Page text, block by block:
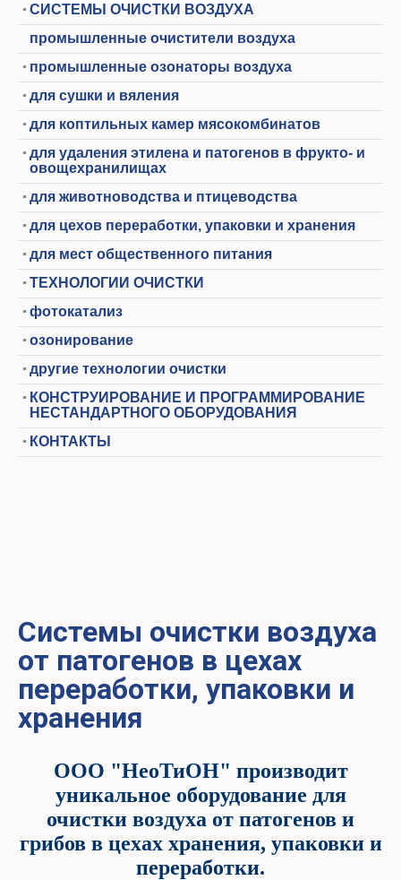
СИСТЕМЫ ОЧИСТКИ ВОЗДУХА
промышленные очистители воздуха
промышленные озонаторы воздуха
для сушки и вяления
для коптильных камер мясокомбинатов
для удаления этилена и патогенов в фрукто- и
овощехранилищах
для животноводства и птицеводства
для цехов переработки, упаковки и хранения
для мест общественного питания
ТЕХНОЛОГИИ ОЧИСТКИ
фотокатализ
озонирование
другие технологии очистки
КОНСТРУИРОВАНИЕ И ПРОГРАММИРОВАНИЕ
НЕСТАНДАРТНОГО ОБОРУДОВАНИЯ
КОНТАКТЫ
Системы очистки воздуха
от патогенов в цехах
переработки, упаковки и
хранения
ООО "НеоТиОН" производит
уникальное оборудование для
очистки воздуха от патогенов и
грибов в цехах хранения, упаковки и
переработки.